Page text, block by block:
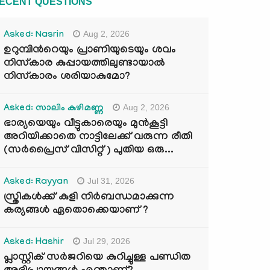
Asked: Nasrin Aug 2, 2026
ഉറുമ്പിന്‍റെയും പ്രാണിയുടെയും ശവം
നിസ്കാര കുപ്പായത്തിലുണ്ടായാൽ
നിസ്കാരം ശരിയാകുമോ?
Asked: സാലിം കുഴിമണ്ണ Aug 2, 2026
ഭാര്യയെയും വീട്ടുകാരെയും മുൻകൂട്ടി
അറിയിക്കാതെ നാട്ടിലേക്ക് വരുന്ന രീതി
(സർപ്രൈസ് വിസിറ്റ് ) പുതിയ ഒരു...
Asked: Rayyan Jul 31, 2026
സ്ത്രികൾക്ക് കുളി നിർബന്ധമാക്കുന്ന
കര്യങ്ങൾ ഏതൊക്കെയാണ് ?
Asked: Hashir Jul 29, 2026
പ്ലാസ്റ്റിക് സർജറിയെ കുറിച്ചുള്ള പണ്ഡിത